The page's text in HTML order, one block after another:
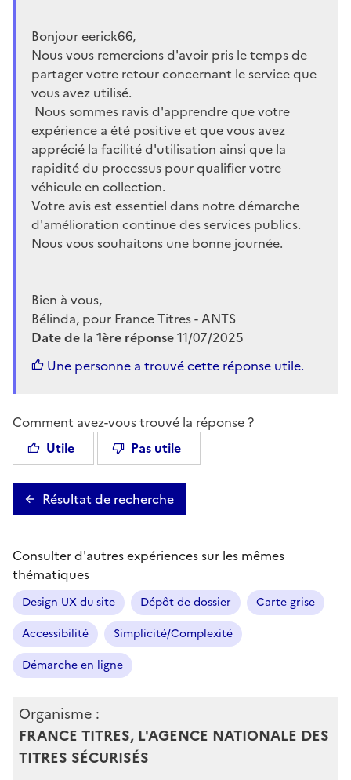
Bonjour eerick66,
Nous vous remercions d'avoir pris le temps de
partager votre retour concernant le service que
vous avez utilisé.
Nous sommes ravis d'apprendre que votre
expérience a été positive et que vous avez
apprécié la facilité d'utilisation ainsi que la
rapidité du processus pour qualifier votre
véhicule en collection.
Votre avis est essentiel dans notre démarche
d'amélioration continue des services publics.
Nous vous souhaitons une bonne journée.
Bien à vous,
Bélinda, pour France Titres - ANTS
Date de la 1ère réponse11/07/2025
Une personne a trouvé cette réponse utile.
Comment avez-vous trouvé la réponse ?
Utile
Pas utile
Résultat de recherche
Consulter d'autres expériences sur les mêmes
thématiques
Design UX du site Dépôt de dossier
Carte grise
Accessibilité
Simplicité/Complexité
Démarche en ligne
Organisme :
FRANCE TITRES, L'AGENCE NATIONALE DES
TITRES SÉCURISÉS